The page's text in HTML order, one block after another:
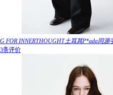
G FOR INNERTHOUGHT土耳其P*ada同
3条评价